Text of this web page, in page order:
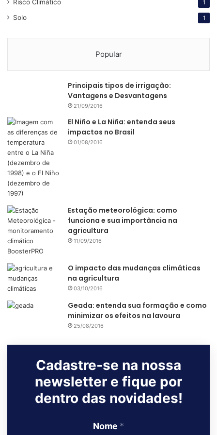
que as pessoas tenham mais acesso à informação e sejam
disso na preservação do meio ambiente.
como são feitos e do que são compostos.
origem não estejam atrelados, sobretudo, ao
desmatamento ou aos maus-tratos aos animais.
Inclusive, um estudo recente do IBV
Value), vinculado à IBM, apontou que 84% dos
consumidores consideram a sustentabilidade ambiental
como “moderadamente importante”.
Allied Market Research
estima que o mercado global de
alimentos veganos movimentou US$ 19,7 bilhões em 2020
e deve atingir US$ 36,3 bilhões até 2030.
vegano aumentou 300%
Risco Climático 1
Solo 1
Popular
Principais tipos de irrigação:
Vantagens e Desvantagens
21/09/2016
El Niño e La Niña: entenda seus
impactos no Brasil
01/08/2016
Estação meteorológica: como
funciona e sua importância na
agricultura
11/09/2016
O impacto das mudanças climáticas
na agricultura
03/10/2016
Geada: entenda sua formação e como
minimizar os efeitos na lavoura
25/08/2016
Cadastre-se na nossa
newsletter e fique por
dentro das novidades!
Nome *